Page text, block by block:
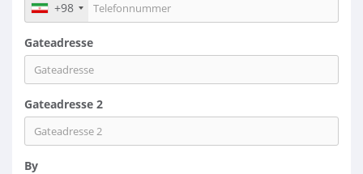
+98
Gateadresse
Gateadresse 2
By